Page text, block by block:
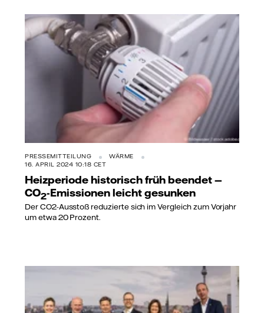
PRESSEMITTEILUNG
WÄRME
16. APRIL 2024 10:18 CET
Heizperiode historisch früh beendet —
CO2-Emissionen leicht gesunken
Der CO2-Ausstoß reduzierte sich im Vergleich zum Vorjahr
um etwa 20 Prozent.